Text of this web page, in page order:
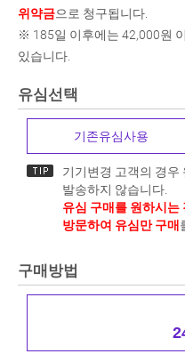
위약금으로 청구됩니다.
※ 185일 이후에는 42,000원
있습니다.
유심선택
기존유심사용
기기변경 고객의 경우
발송하지 않습니다.
유심 구매를 원하시는
방문하여 유심만 구매
구매방법